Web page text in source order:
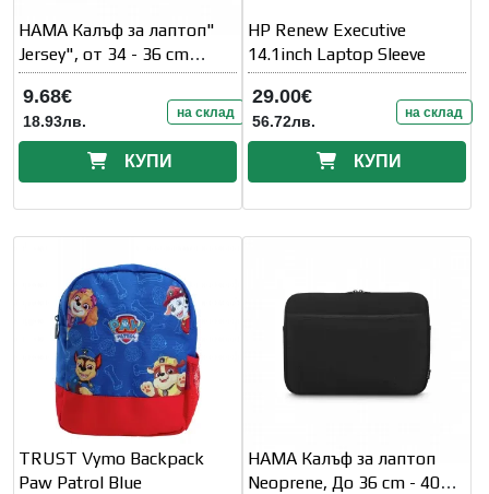
HAMA Калъф за лаптоп"
Jersey", от 34 - 36 cm
(13.3" - 14.1" )
9.68€
18.93лв. на склад
КУПИ
HP Renew Executive
14.1inch Laptop Sleeve
29.00€
56.72лв. на склад
КУПИ
TRUST Vymo Backpack
Paw Patrol Blue
HAMA Калъф за лаптоп
Neoprene, До 36 cm - 40